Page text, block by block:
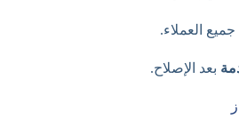
العملاء.
بعد الإصلاح.